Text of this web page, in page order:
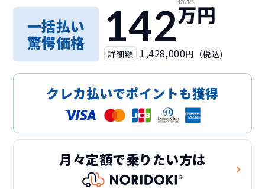
一括払い
驚愕価格
142万円
詳細額 1,428,000円（税込)
クレカ払いでポイントも獲得
月々定額で乗りたい方は